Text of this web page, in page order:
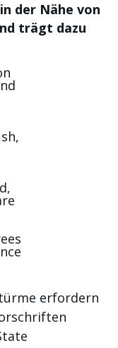
der Nähe von
trägt dazu
erfordern